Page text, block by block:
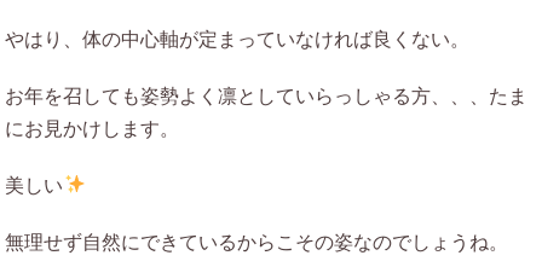
やはり、体の中心軸が定まっていなければ良くない。
お年を召しても姿勢よく凛としていらっしゃる方、、、たま
にお見かけします。
美しい
無理せず自然にできているからこその姿なのでしょうね。